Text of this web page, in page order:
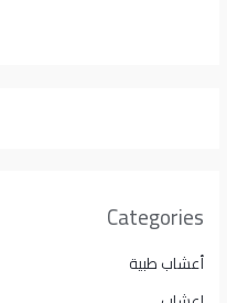
Categories
أعشاب طبية